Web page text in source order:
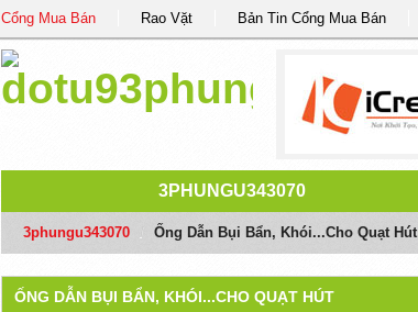
Cổng Mua Bán Rao Vặt Bản Tin Cổng Mua Bán
3PHUNGU343070
3phungu343070 Ống Dẫn Bụi Bẩn, Khói...cho Quạt Hút
ỐNG DẪN BỤI BẨN, KHÓI...CHO QUẠT HÚT